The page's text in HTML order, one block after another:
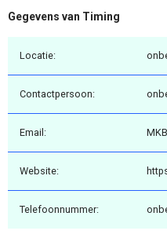
Gegevens van Timing
Locatie:
Contactpersoon:
Email:
Website:
Telefoonnummer: